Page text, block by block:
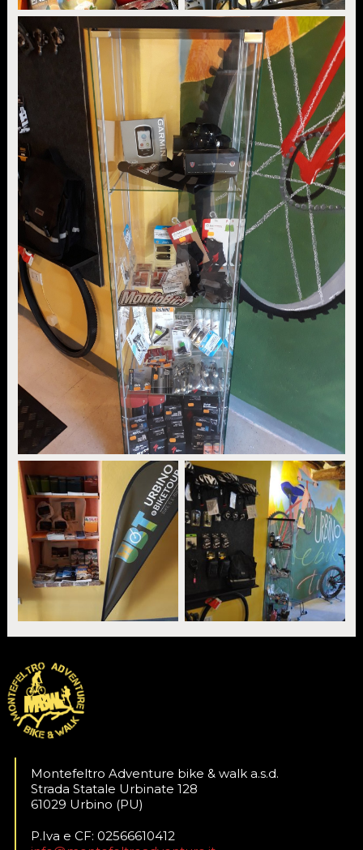
Montefeltro Adventure bike & walk a.s.d.
Strada Statale Urbinate 128
61029 Urbino (PU)
P.Iva e CF: 02566610412